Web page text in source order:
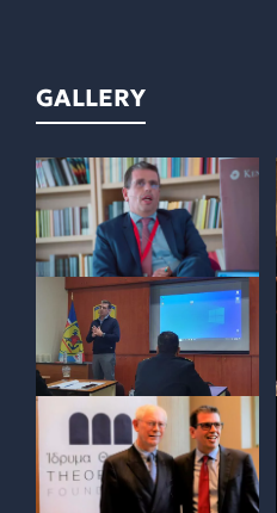
GALLERY